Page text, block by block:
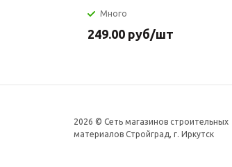
Много
249.00 руб/шт
2026 © Сеть магазинов строительных
материалов Стройград, г. Иркутск